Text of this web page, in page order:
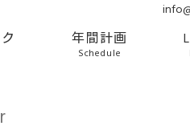
年間計画
Schedule